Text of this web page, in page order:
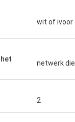
wit of ivoor
het
netwerk
2